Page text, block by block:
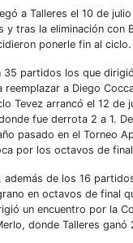
a Talleres el 10 de
y tras la eliminación con
ponerle fin al ciclo.
35 partidos los que
reemplazar a Diego
Tevez arrancó el 12 de
fue derrota 2 a 1.
pasado en el Torneo
por los octavos de
además de los 16
en octavos de final
un encuentro por la
donde Talleres ganó